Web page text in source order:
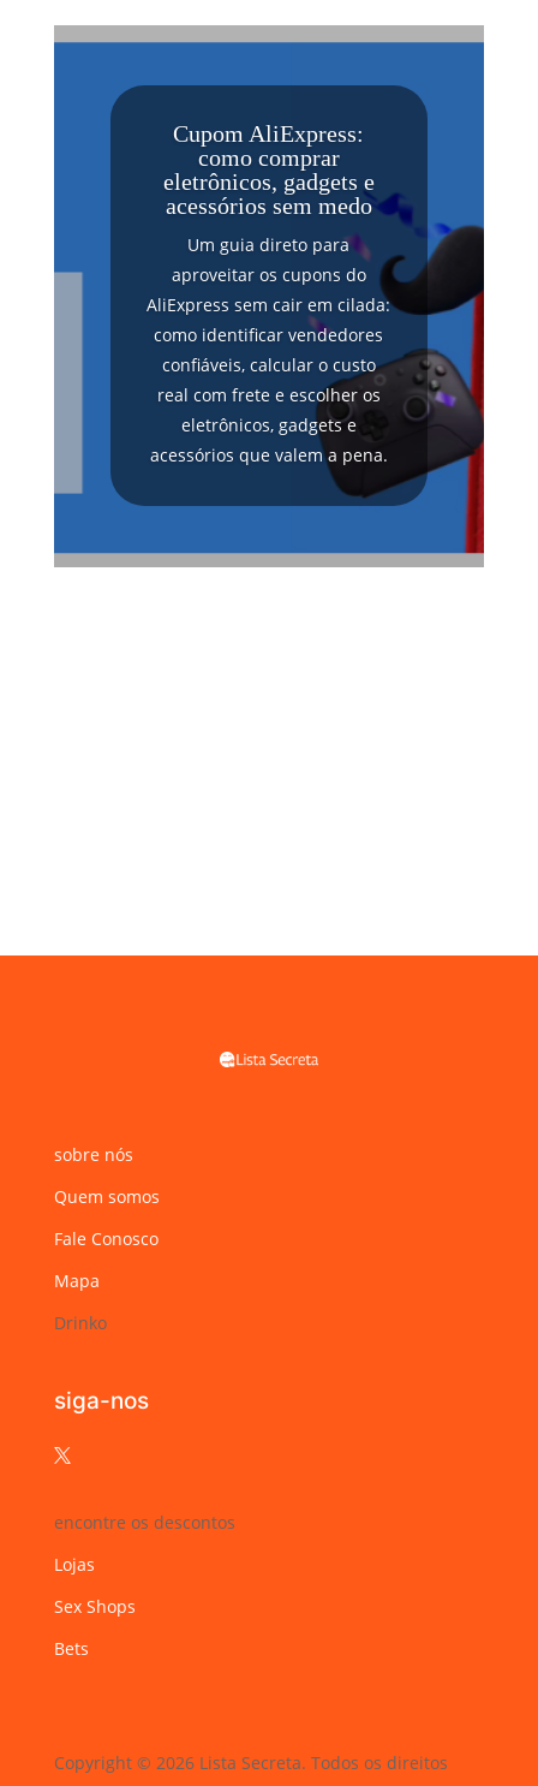
Cupom AliExpress:
como comprar
eletrônicos, gadgets e
acessórios sem medo
Um guia direto para
aproveitar os cupons do
AliExpress sem cair em cilada:
como identificar vendedores
confiáveis, calcular o custo
real com frete e escolher os
eletrônicos, gadgets e
acessórios que valem a pena.
sobre nós
Quem somos
Fale Conosco
Mapa
Drinko
siga-nos

encontre os descontos
Lojas
Sex Shops
Bets
Copyright © 2026 Lista Secreta. Todos os direitos